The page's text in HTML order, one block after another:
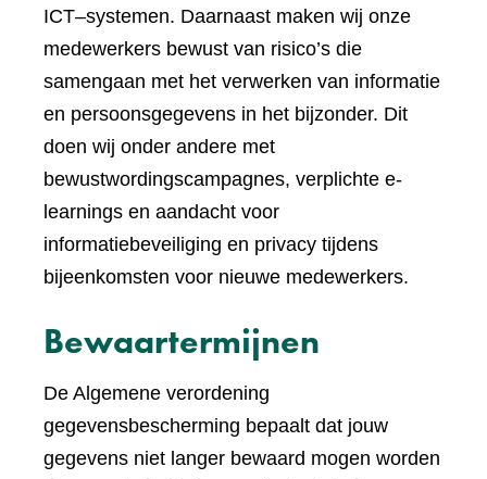
ICT–systemen. Daarnaast maken wij onze
medewerkers bewust van risico’s die
samengaan met het verwerken van informatie
en persoonsgegevens in het bijzonder. Dit
doen wij onder andere met
bewustwordingscampagnes, verplichte e-
learnings en aandacht voor
informatiebeveiliging en privacy tijdens
bijeenkomsten voor nieuwe medewerkers.
Bewaartermijnen
De Algemene verordening
gegevensbescherming bepaalt dat jouw
gegevens niet langer bewaard mogen worden